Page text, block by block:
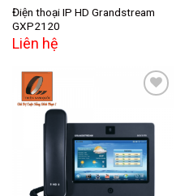
Điện thoại IP HD Grandstream
GXP2120
Liên hệ
Add to
wishlist